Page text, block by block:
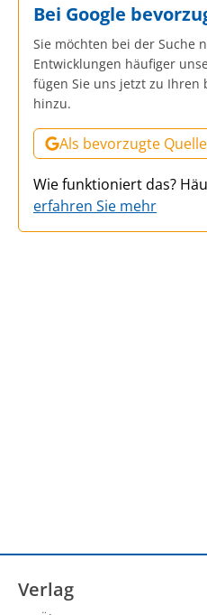
Bei Google
Sie möchten bei der Suche
Entwicklungen häufiger
fügen Sie uns jetzt zu Ihren
hinzu.
Als bevorzugte
Wie funktioniert das?
erfahren Sie mehr
Verlag